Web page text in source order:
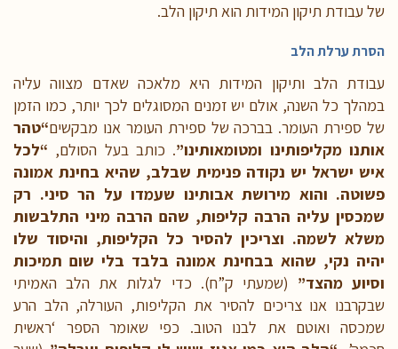
של עבודת תיקון המידות הוא תיקון הלב.
הסרת ערלת הלב
עבודת הלב ותיקון המידות היא מלאכה שאדם מצווה עליה
במהלך כל השנה, אולם יש זמנים המסוגלים לכך יותר, כמו הזמן
של ספירת העומר. בברכה של ספירת העומר אנו מבקשים“טהר
אותנו מקליפותינו ומטומאותינו”. כותב בעל הסולם, “לכל
איש ישראל יש נקודה פנימית שבלב, שהיא בחינת אמונה
פשוטה. והוא מירושת אבותינו שעמדו על הר סיני. רק
שמכסין עליה הרבה קליפות, שהם הרבה מיני התלבשות
משלא לשמה. וצריכין להסיר כל הקליפות, והיסוד שלו
יהיה נקי, שהוא בבחינת אמונה בלבד בלי שום תמיכות
וסיוע מהצד” (שמעתי ק”ח). כדי לגלות את הלב האמיתי
שבקרבנו אנו צריכים להסיר את הקליפות, העורלה, הלב הרע
שמכסה ואוטם את לבנו הטוב. כפי שאומר הספר ‘ראשית